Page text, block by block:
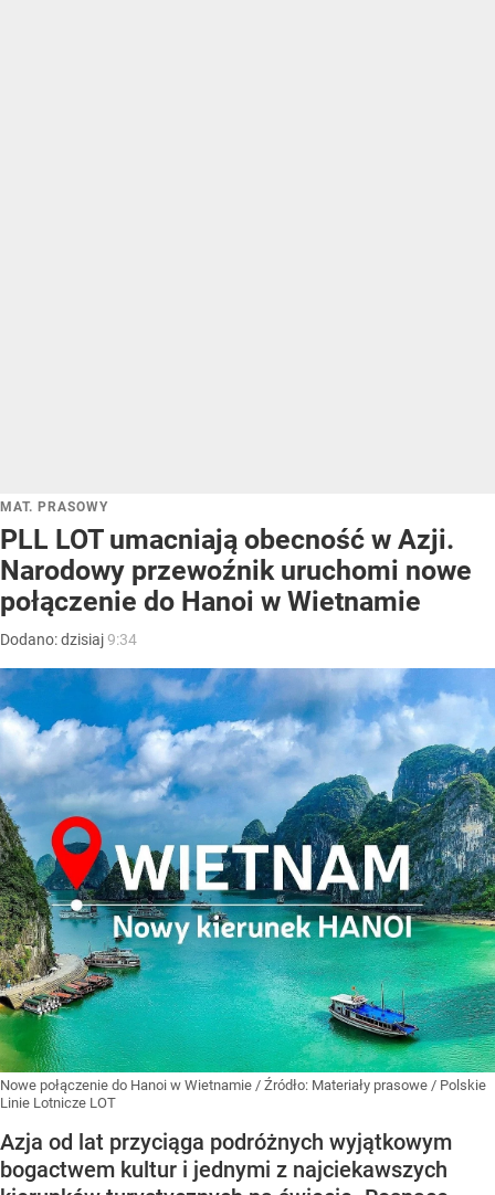
MAT. PRASOWY
PLL LOT umacniają obecność w Azji.
Narodowy przewoźnik uruchomi nowe
połączenie do Hanoi w Wietnamie
Dodano:dzisiaj9:34
Nowe połączenie do Hanoi w Wietnamie / Źródło: Materiały prasowe / Polskie
Linie Lotnicze LOT
Azja od lat przyciąga podróżnych wyjątkowym
bogactwem kultur i jednymi z najciekawszych